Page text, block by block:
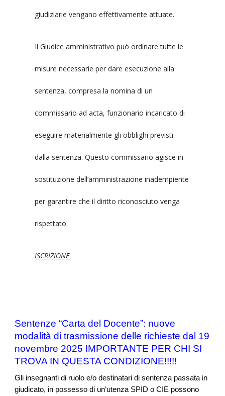
giudiziarie vengano effettivamente attuate.
Il Giudice amministrativo può ordinare tutte le
misure necessarie per dare esecuzione alla
sentenza, compresa la nomina di un
commissario ad acta, funzionario incaricato di
eseguire materialmente gli obblighi previsti
dalla sentenza. Questo commissario agisce in
sostituzione dell’amministrazione inadempiente
per garantire che il diritto riconosciuto venga
rispettato.
ISCRIZIONE
Sentenze “Carta del Docente”: nuove
modalità di trasmissione delle richieste dal 19
novembre 2025 IMPORTANTE PER CHI SI
TROVA IN QUESTA CONDIZIONE!!!!!
Gli insegnanti di ruolo e/o destinatari di sentenza passata in
giudicato, in possesso di un’utenza SPID o CIE possono